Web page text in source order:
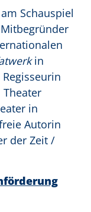
Schauspiel
in
in
Autorin
der Zeit /